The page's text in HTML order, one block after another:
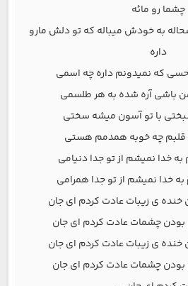
چشما رو مائه
به خودش میباله که تو دلش مارو
داره
حسی که نمیدونم داره چه اسمی
باشی آره شده به هر طلسمی
با تو آسون میشه سختی
قلبم چه خوبه همدمم هستی
خدا نمیشم از تو جدا دنیامی
خدا نمیشم از تو جدا همرامی
ی زیبات عادت کردم ای جان
بودن چشمات عادت کردم ای جان
ی زیبات عادت کردم ای جان
بودن چشمات عادت کردم ای جان